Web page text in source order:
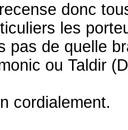
donc
les
pas de quelle
ou Taldir
cordialement.